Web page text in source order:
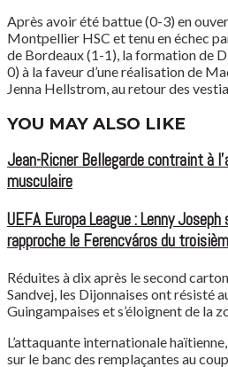
Après avoir été battue (0-3) en
Montpellier HSC et tenu en échec
de Bordeaux (1-1), la formation de
0) à la faveur d’une réalisation de
Jenna Hellstrom, au retour des
YOU MAY ALSO LIKE
Jean-Ricner Bellegarde contraint à
musculaire
UEFA Europa League : Lenny
rapproche le Ferencváros du
Réduites à dix après le second
Sandvej, les Dijonnaises ont résisté
Guingampaises et s’éloignent de la
L’attaquante internationale
sur le banc des remplaçantes au